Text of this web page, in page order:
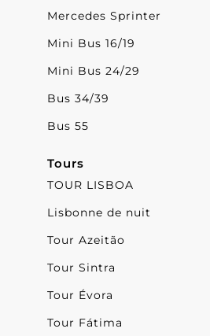
Mercedes Sprinter
Mini Bus 16/19
Mini Bus 24/29
Bus 34/39
Bus 55
Tours
TOUR LISBOA
Lisbonne de nuit
Tour Azeitão
Tour Sintra
Tour Évora
Tour Fátima